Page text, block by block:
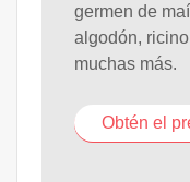
germen de
algodón,
muchas más.
Obtén el